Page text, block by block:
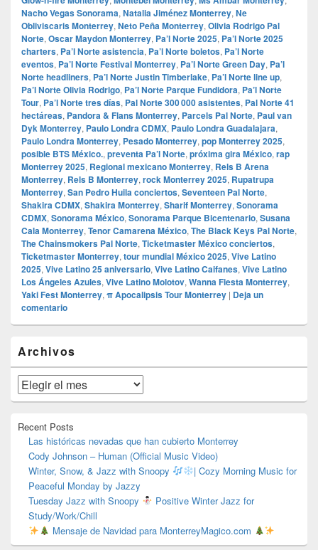
Nacho Vegas Sonorama, Natalia Jiménez Monterrey, Ne
Obliviscaris Monterrey, Neto Peña Monterrey, Olivia Rodrigo Pal
Norte, Oscar Maydon Monterrey, Pa’l Norte 2025, Pa’l Norte 2025
charters, Pa’l Norte asistencia, Pa’l Norte boletos, Pa’l Norte
eventos, Pa’l Norte Festival Monterrey, Pa’l Norte Green Day, Pa’l
Norte headliners, Pa’l Norte Justin Timberlake, Pa’l Norte line up,
Pa’l Norte Olivia Rodrigo, Pa’l Norte Parque Fundidora, Pa’l Norte
Tour, Pa’l Norte tres días, Pal Norte 300 000 asistentes, Pal Norte 41
hectáreas, Pandora & Flans Monterrey, Parcels Pal Norte, Paul van
Dyk Monterrey, Paulo Londra CDMX, Paulo Londra Guadalajara,
Paulo Londra Monterrey, Pesado Monterrey, pop Monterrey 2025,
posible BTS México., preventa Pa’l Norte, próxima gira México, rap
Monterrey 2025, Regional mexicano Monterrey, Rels B Arena
Monterrey, Rels B Monterrey, rock Monterrey 2025, Rupatrupa
Monterrey, San Pedro Huila conciertos, Seventeen Pal Norte,
Shakira CDMX, Shakira Monterrey, Sharif Monterrey, Sonorama
CDMX, Sonorama México, Sonorama Parque Bicentenario, Susana
Cala Monterrey, Tenor Camarena México, The Black Keys Pal Norte,
The Chainsmokers Pal Norte, Ticketmaster México conciertos,
Ticketmaster Monterrey, tour mundial México 2025, Vive Latino
2025, Vive Latino 25 aniversario, Vive Latino Caifanes, Vive Latino
Los Ángeles Azules, Vive Latino Molotov, Wanna Fiesta Monterrey,
Yaki Fest Monterrey, π Apocalipsis Tour Monterrey | Deja un
comentario
área
de
widget
barra
lateral
Archivos
Archivos
Recent Posts
Las históricas nevadas que han cubierto Monterrey
Cody Johnson – Human (Official Music Video)
Winter, Snow, & Jazz with Snoopy
| Cozy Morning Music for
Peaceful Monday by Jazzy
Tuesday Jazz with Snoopy
Positive Winter Jazz for
Study/Work/Chill
Mensaje de Navidad para MonterreyMagico.com